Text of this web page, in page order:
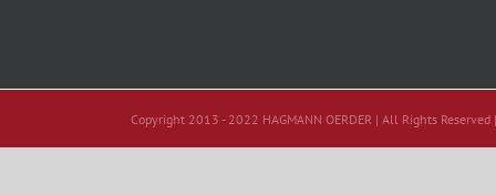
Copyright 2013 - 2022 HAGMANN OERDER | All Rights Reserved |